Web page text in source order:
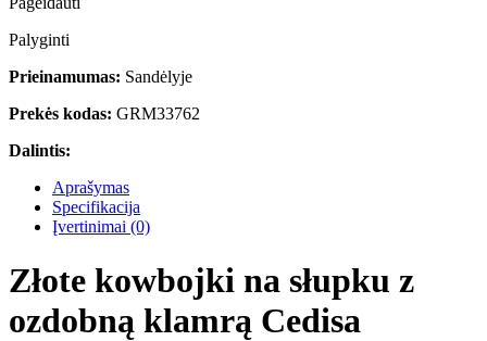
Palyginti
Prieinamumas: Sandėlyje
Prekės kodas: GRM33762
Dalintis:
Aprašymas
Specifikacija
Įvertinimai (0)
Złote kowbojki na słupku z
ozdobną klamrą Cedisa